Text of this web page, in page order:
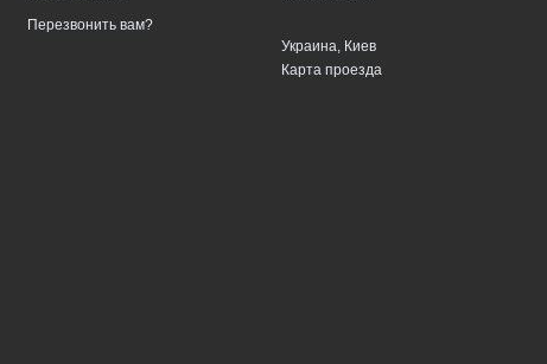
Перезвонить вам?
Украина, Киев
Карта проезда